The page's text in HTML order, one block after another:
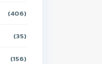
(406)
(35)
(156)